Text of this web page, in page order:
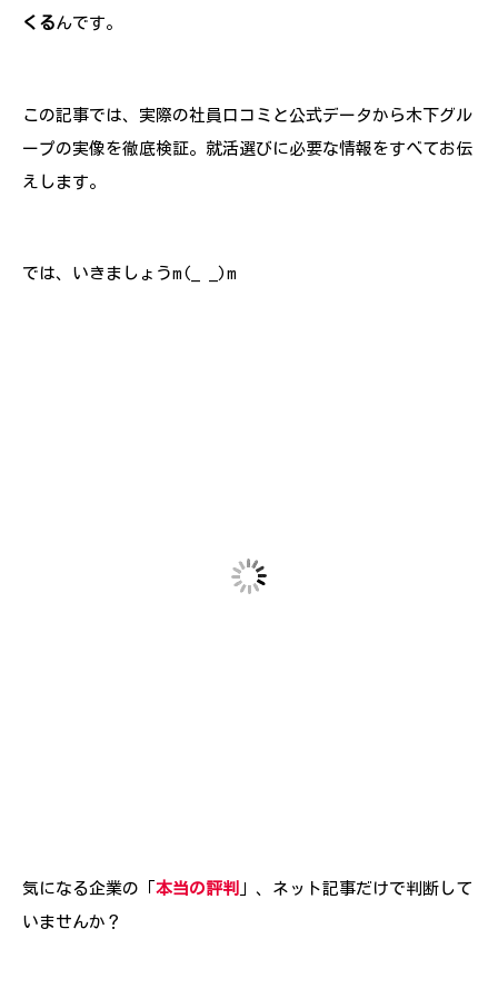
くるんです。
この記事では、実際の社員口コミと公式データから木下グル
ープの実像を徹底検証。就活選びに必要な情報をすべてお伝
えします。
では、いきましょうm(_ _)m
気になる企業の「 本当の評判
」、ネット記事だけで判断して
いませんか？